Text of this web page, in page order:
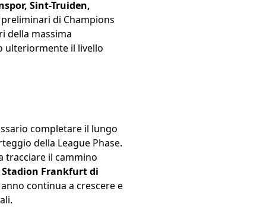
Sint-Truiden,
di Champions
della massima
ulteriormente il livello
completare il lungo
della League Phase.
tracciare il cammino
Stadion Frankfurt di
continua a crescere e